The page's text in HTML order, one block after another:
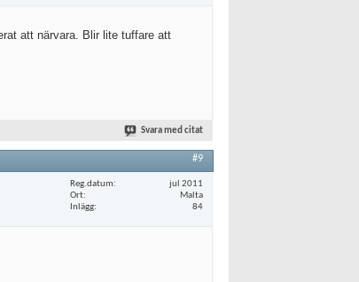
att närvara. Blir lite tuffare att
Svara med citat
#9
Reg.datum
jul 2011
Ort
Malta
Inlägg
84